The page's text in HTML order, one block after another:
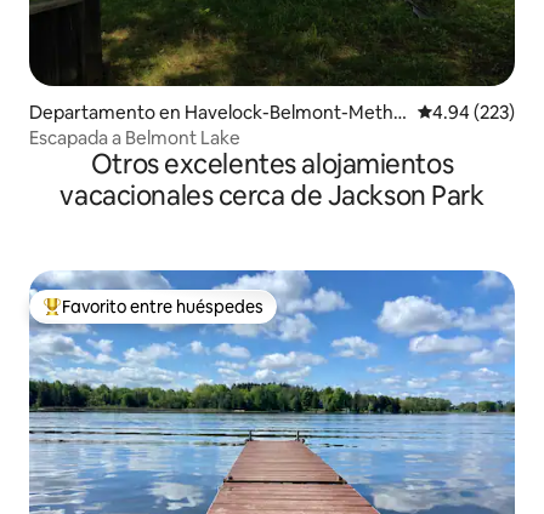
Departamento en Havelock-Belmont-Methu
en
Calificación
4.94 (223)
Escapada a Belmont Lake
Otros excelentes alojamientos
vacacionales cerca de Jackson Park
De los mejores en Favorito entre huéspedes
Favorito entre huéspedes